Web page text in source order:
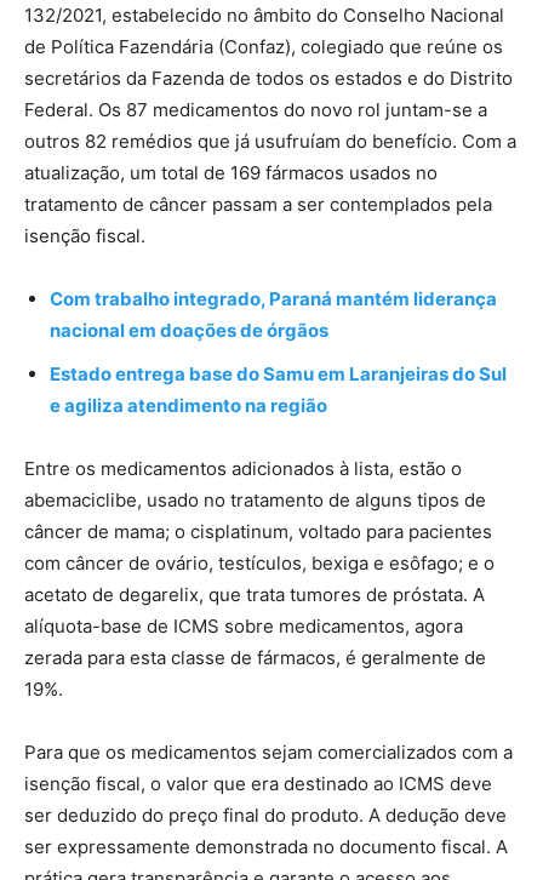
132/2021, estabelecido no âmbito do Conselho Nacional
de Política Fazendária (Confaz), colegiado que reúne os
secretários da Fazenda de todos os estados e do Distrito
Federal. Os 87 medicamentos do novo rol juntam-se a
outros 82 remédios que já usufruíam do benefício. Com a
atualização, um total de 169 fármacos usados no
tratamento de câncer passam a ser contemplados pela
isenção fiscal.
Com trabalho integrado, Paraná mantém liderança
nacional em doações de órgãos
Estado entrega base do Samu em Laranjeiras do Sul
e agiliza atendimento na região
Entre os medicamentos adicionados à lista, estão o
abemaciclibe, usado no tratamento de alguns tipos de
câncer de mama; o cisplatinum, voltado para pacientes
com câncer de ovário, testículos, bexiga e esôfago; e o
acetato de degarelix, que trata tumores de próstata. A
alíquota-base de ICMS sobre medicamentos, agora
zerada para esta classe de fármacos, é geralmente de
19%.
Para que os medicamentos sejam comercializados com a
isenção fiscal, o valor que era destinado ao ICMS deve
ser deduzido do preço final do produto. A dedução deve
ser expressamente demonstrada no documento fiscal. A